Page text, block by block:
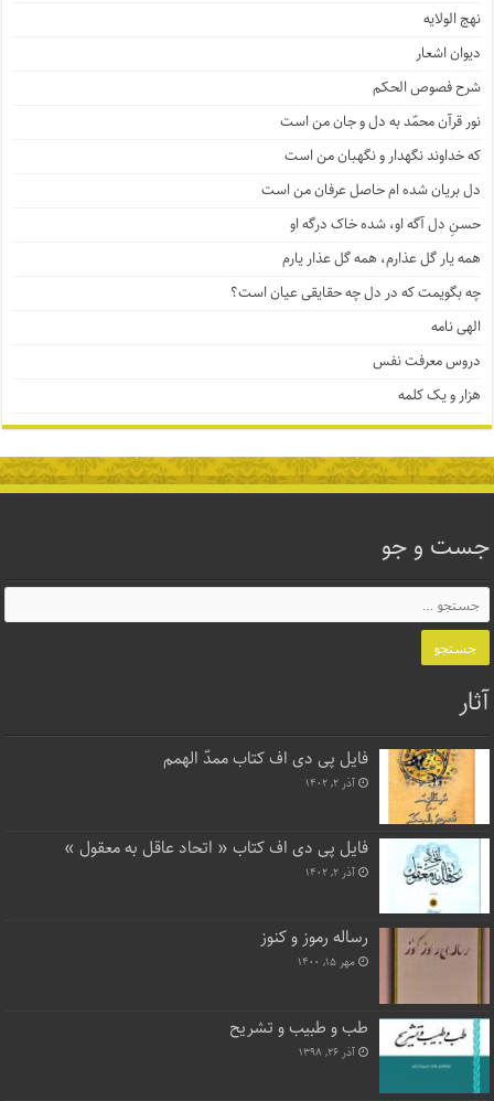
نهج الولایه
دیوان اشعار
شرح فصوص الحکم
نور قرآن محمّد به دل و جان من است
که خداوند نگهدار و نگهبان من است
دل بریان شده ام حاصل عرفان من است
حسنِ دل آگه او، شده خاک درگه او
همه یار گل عذارم، همه گل عذار یارم
چه بگویمت که در دل چه حقایقی عیان است؟
الهی نامه
دروس معرفت نفس
هزار و یک کلمه
جست و جو
آثار
فایل پی دی اف کتاب ممدّ الهمم
آذر ۲, ۱۴۰۲
فایل پی دی اف کتاب « اتحاد عاقل به معقول »
آذر ۲, ۱۴۰۲
رساله رموز و کنوز
مهر ۱۵, ۱۴۰۰
طب و طبیب و تشریح
آذر ۲۶, ۱۳۹۸